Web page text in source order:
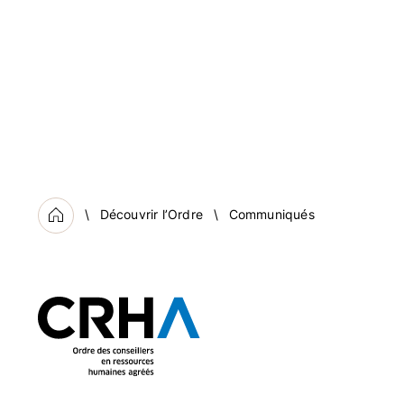
Accueil
Découvrir l’Ordre Communiqués